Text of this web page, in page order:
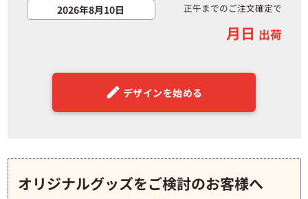
正午までのご注文確定で
月日 出荷
デザインを始める
オリジナルグッズをご検討のお客様へ